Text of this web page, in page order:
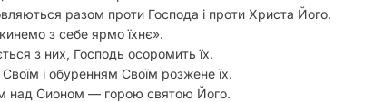
разом проти Господа і проти Христа Його.
з себе ярмо їхнє».
з них, Господь осоромить їх.
Своїм і обуренням Своїм розжене їх.
над Сионом — горою святою Його.